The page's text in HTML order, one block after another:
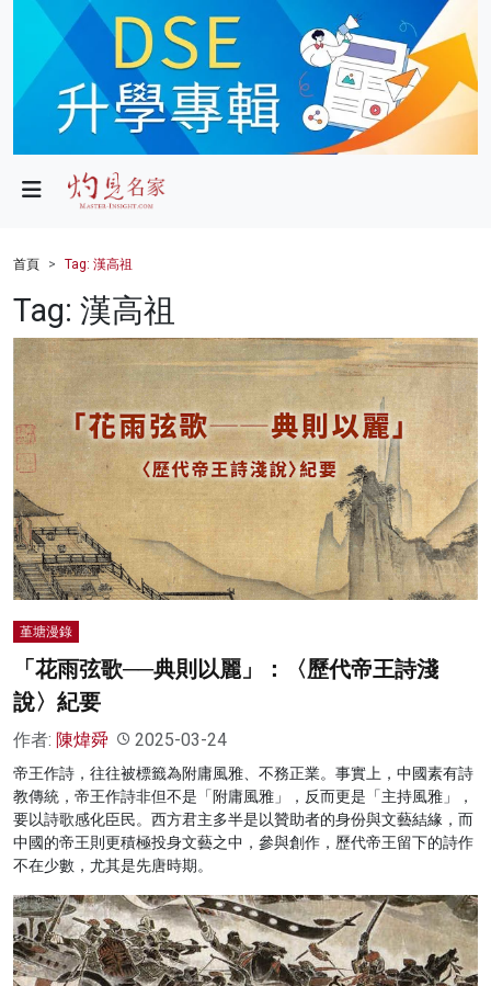
政局
財經
健康
商業
科技
影片
名家榜
灼見活動
首頁 Tag: 漢高祖
Tag: 漢高祖
堇塘漫錄
「花雨弦歌──典則以麗」：〈歷代帝王詩淺
說〉紀要
作者: 陳煒舜 2025-03-24
帝王作詩，往往被標籤為附庸風雅、不務正業。事實上，中國素有詩
教傳統，帝王作詩非但不是「附庸風雅」，反而更是「主持風雅」，
要以詩歌感化臣民。西方君主多半是以贊助者的身份與文藝結緣，而
中國的帝王則更積極投身文藝之中，參與創作，歷代帝王留下的詩作
不在少數，尤其是先唐時期。